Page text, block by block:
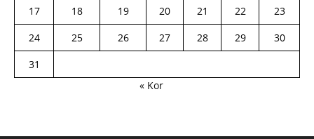
17
18 19 20 21 22
23
24
25 26 27 28 29
30
31
« Kor